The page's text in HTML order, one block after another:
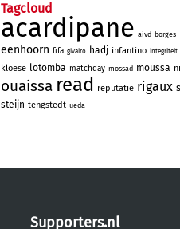
Tagcloud
acardipane aivd borges
eenhoorn fifa givairo hadj infantino integriteit
kloese lotomba matchday mossad moussa
ouaissa read reputatie rigaux
steijn tengstedt ueda
Supporters.nl